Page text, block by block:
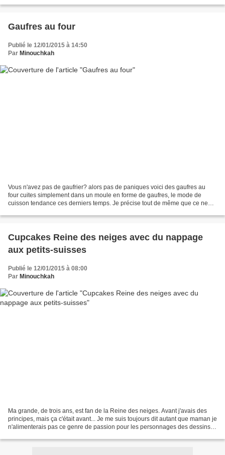
Gaufres au four
Publié le 12/01/2015 à 14:50
Par Minouchkah
Vous n'avez pas de gaufrier? alors pas de paniques voici des gaufres au
four cuites simplement dans un moule en forme de gaufres, le mode de
cuisson tendance ces derniers temps. Je précise tout de même que ce ne
Cupcakes Reine des neiges avec du nappage
aux petits-suisses
Publié le 12/01/2015 à 08:00
Par Minouchkah
Ma grande, de trois ans, est fan de la Reine des neiges. Avant j'avais des
principes, mais ça c'était avant... Je me suis toujours dit autant que maman je
n'alimenterais pas ce genre de passion pour les personnages des dessins